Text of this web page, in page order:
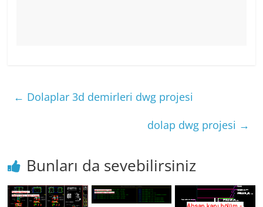
← Dolaplar 3d demirleri dwg projesi
dolap dwg projesi →
Bunları da sevebilirsiniz